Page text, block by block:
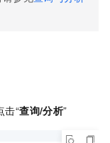
击“查询/分析”